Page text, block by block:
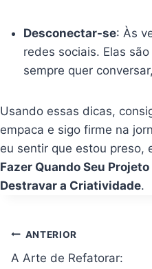
Desconectar-se: Às
redes sociais. Elas
sempre quer
Usando essas dicas,
empaca e sigo firme na
eu sentir que estou preso,
Fazer Quando Seu
Destravar a Criatividade.
Navegação
Post
ANTERIOR
A Arte de Refatorar: